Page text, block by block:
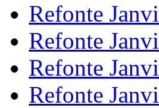
Refonte
Refonte
Refonte
Refonte